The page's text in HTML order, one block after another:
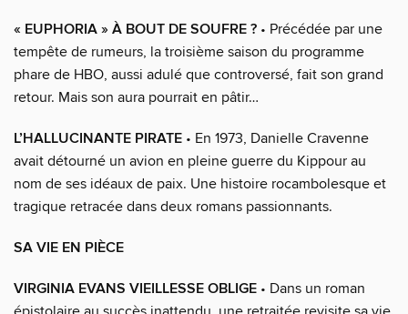
« EUPHORIA » À BOUT DE SOUFRE ? • Précédée par une
tempête de rumeurs, la troisième saison du programme
phare de HBO, aussi adulé que controversé, fait son grand
retour. Mais son aura pourrait en pâtir…
L’HALLUCINANTE PIRATE • En 1973, Danielle Cravenne
avait détourné un avion en pleine guerre du Kippour au
nom de ses idéaux de paix. Une histoire rocambolesque et
tragique retracée dans deux romans passionnants.
SA VIE EN PIÈCE
VIRGINIA EVANS VIEILLESSE OBLIGE • Dans un roman